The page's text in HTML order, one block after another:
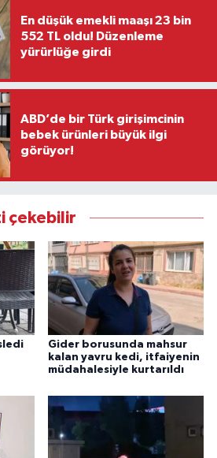
En düşük emekli maaşı 23 bin
552 TL oldu! Düzenleme
yürürlüğe girdi
ABD’de bir Türk girişimcinin
bebek ürünleri büyük ilgi
görüyor!
çekebilir
Gider borusunda mahsur
kalan yavru kedi, itfaiyenin
müdahalesiyle kurtarıldı